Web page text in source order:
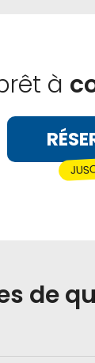
à
de